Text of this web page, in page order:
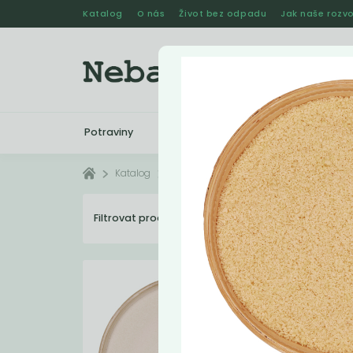
Katalog O nás Život bez odpadu Jak naše
Potraviny Drogerie Kosmetika
Katalog Potraviny Prášky
Filtrovat produkty 20